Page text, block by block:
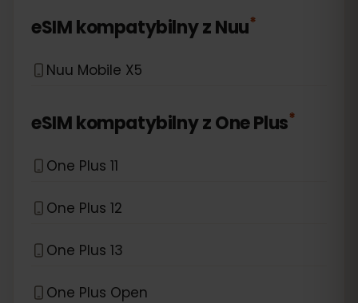
eSIM kompatybilny zNuu*
Nuu Mobile X5
eSIM kompatybilny zOne Plus*
One Plus 11
One Plus 12
One Plus 13
One Plus Open